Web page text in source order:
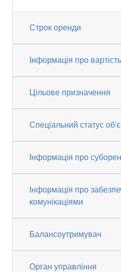
Строк оренди
Інформація про вартість
Цільове призначення
Спеціальний статус
Інформація про
Інформація про
комунікаціями
Балансоутримувач
Орган управління